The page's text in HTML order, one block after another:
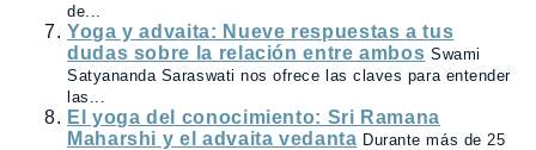
de...
Yoga y advaita: Nueve respuestas a tus
dudas sobre la relación entre ambos Swami
Satyananda Saraswati nos ofrece las claves para entender
las...
El yoga del conocimiento: Sri Ramana
Maharshi y el advaita vedanta Durante más de 25